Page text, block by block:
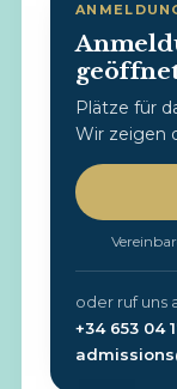
Plätze für
Wir zeigen
oder ruf uns
+34 653 04